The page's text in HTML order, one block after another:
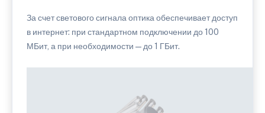
За счет светового сигнала оптика обеспечивает доступ
в интернет: при стандартном подключении до 100
МБит, а при необходимости — до 1 ГБит.